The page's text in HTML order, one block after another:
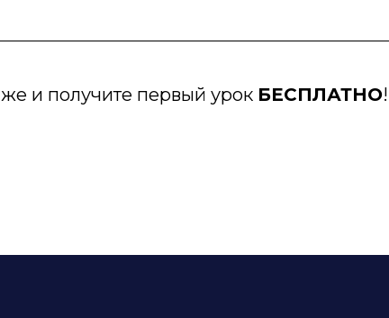
и получите первый урок БЕСПЛАТНО!